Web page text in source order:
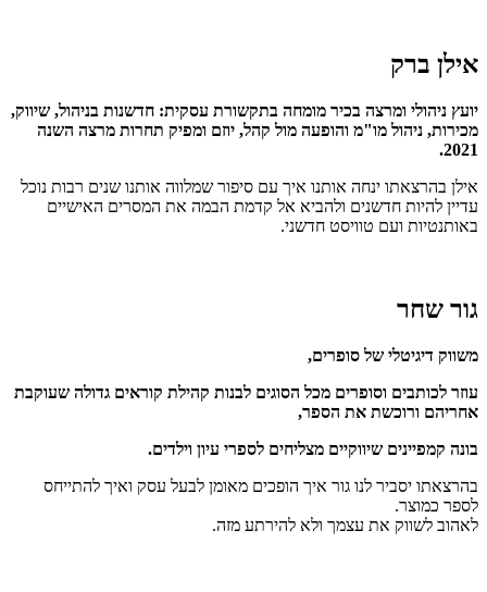
אילן ברק
יועץ ניהולי ומרצה בכיר מומחה בתקשורת עסקית: חדשנות בניהול, שיווק,
מכירות, ניהול מו"מ והופעה מול קהל, יוזם ומפיק תחרות מרצה השנה
2021.
אילן בהרצאתו ינחה אותנו איך עם סיפור שמלווה אותנו שנים רבות נוכל
עדיין להיות חדשנים ולהביא אל קדמת הבמה את המסרים האישיים
באותנטיות ועם טוויסט חדשני.
גור שחר
משווק דיגיטלי של סופרים,
עוזר לכותבים וסופרים מכל הסוגים לבנות קהילת קוראים גדולה שעוקבת
אחריהם ורוכשת את הספר,
בונה קמפיינים שיווקיים מצליחים לספרי עיון וילדים.
בהרצאתו יסביר לנו גור איך הופכים מאומן לבעל עסק ואיך להתייחס
לספר כמוצר.
לאהוב לשווק את עצמך ולא להירתע מזה.